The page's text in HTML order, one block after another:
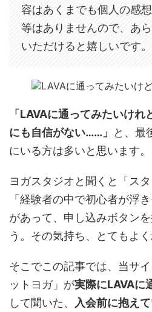
容はあくまでも個人の感
等はありませんので、あ
いただけると嬉しいです。
「LAVAに通ってみたいけ
にも自信がない……」
と、最
にいる方は多いと思います。
ヨガスタジオと聞くと「ス
「経験者の中で初心者が浮
があって、申し込みボタン
う。その気持ち、とてもよく
そこでこの記事では、当サ
ットヨガ」が実際にLAVAに
して聞いた、
入会前に抱え